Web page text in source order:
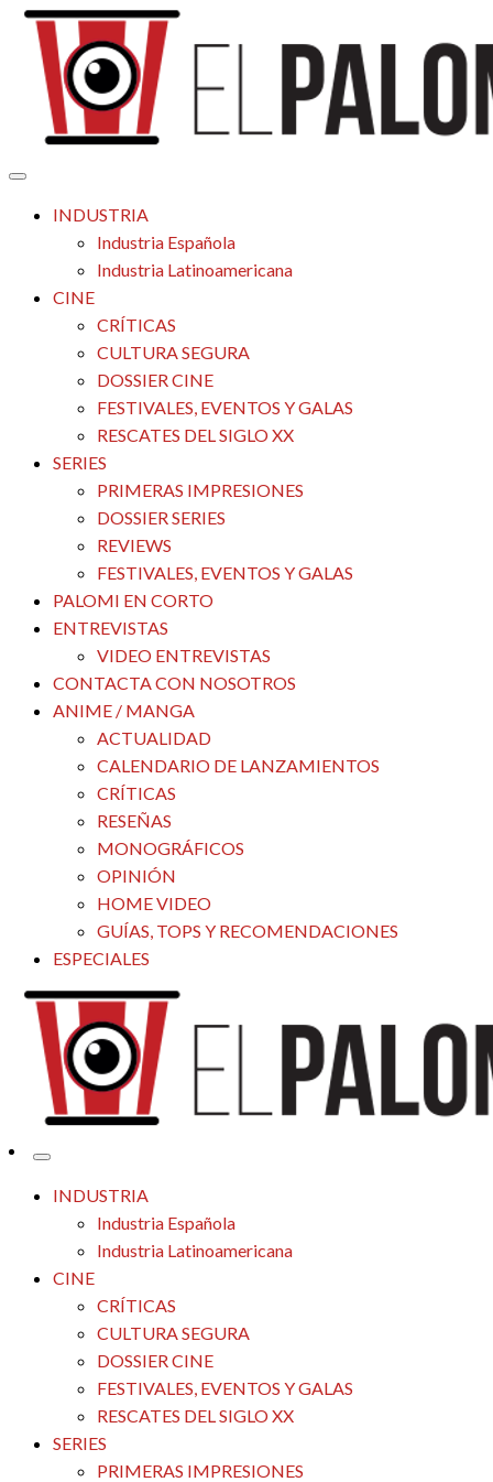
Saltar
contenido
El Palomitrón
Tu espacio de la industria de cine española y latinoamericana
INDUSTRIA
Industria Española
Industria Latinoamericana
CINE
CRÍTICAS
CULTURA SEGURA
DOSSIER CINE
FESTIVALES, EVENTOS Y GALAS
RESCATES DEL SIGLO XX
SERIES
PRIMERAS IMPRESIONES
DOSSIER SERIES
REVIEWS
FESTIVALES, EVENTOS Y GALAS
PALOMI EN CORTO
ENTREVISTAS
VIDEO ENTREVISTAS
CONTACTA CON NOSOTROS
ANIME / MANGA
ACTUALIDAD
CALENDARIO DE LANZAMIENTOS
CRÍTICAS
RESEÑAS
MONOGRÁFICOS
OPINIÓN
HOME VIDEO
GUÍAS, TOPS Y RECOMENDACIONES
ESPECIALES
El Palomitrón
Tu espacio de la industria de cine española y latinoamericana
INDUSTRIA
Industria Española
Industria Latinoamericana
CINE
CRÍTICAS
CULTURA SEGURA
DOSSIER CINE
FESTIVALES, EVENTOS Y GALAS
RESCATES DEL SIGLO XX
SERIES
PRIMERAS IMPRESIONES